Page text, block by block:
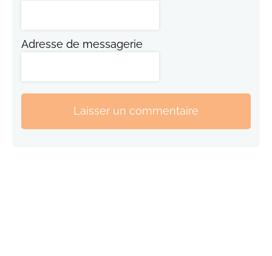
Adresse de messagerie
Laisser un commentaire